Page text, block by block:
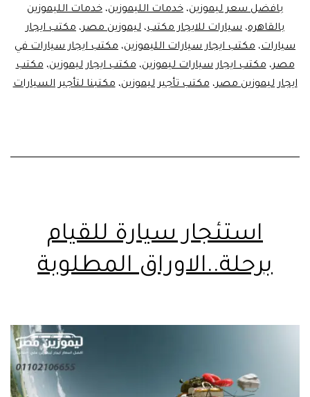
بافضل سعر ليموزين، خدمات الليموزين، خدمات الليموزين
بالقاهره، سيارات للايجار مكتب، ليموزين مصر، مكتب ايجار
سيارات، مكتب ايجار سيارات الليموزين، مكتب ايجار سيارات في
مصر،مكتب ايجار سيارات ليموزين،مكتب ايجار ليموزين،مكتب
ايجار ليموزين مصر،مكتب تأجير ليموزين،مكتبنا لتأجير السيارات
استئجار سيارة للقيام
برحلة..الاوراق المطلوبة